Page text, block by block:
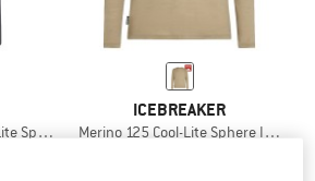
Sphere S/S Exclusive
ICEBREAKER
Merino 125 Cool-Lite Sphere III